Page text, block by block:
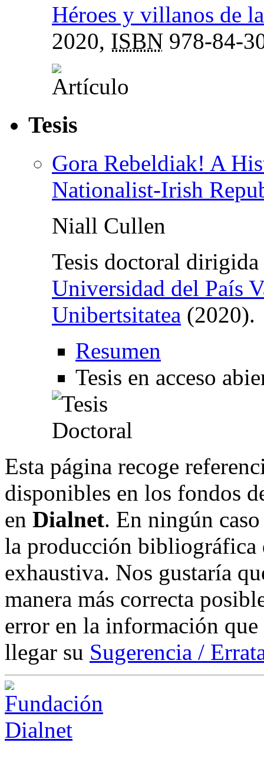
Héroes y villanos de
2020, ISBN 978-84-
Tesis
Gora Rebeldiak! A
Nationalist-Irish
Niall Cullen
Tesis doctoral
Universidad del País
Unibertsitatea (2020).
Resumen
Tesis en acceso
Esta página recoge
disponibles en los fondos
en Dialnet. En ningún
la producción bibliográfica
exhaustiva. Nos gustaría
manera más correcta
error en la información
llegar su Sugerencia /